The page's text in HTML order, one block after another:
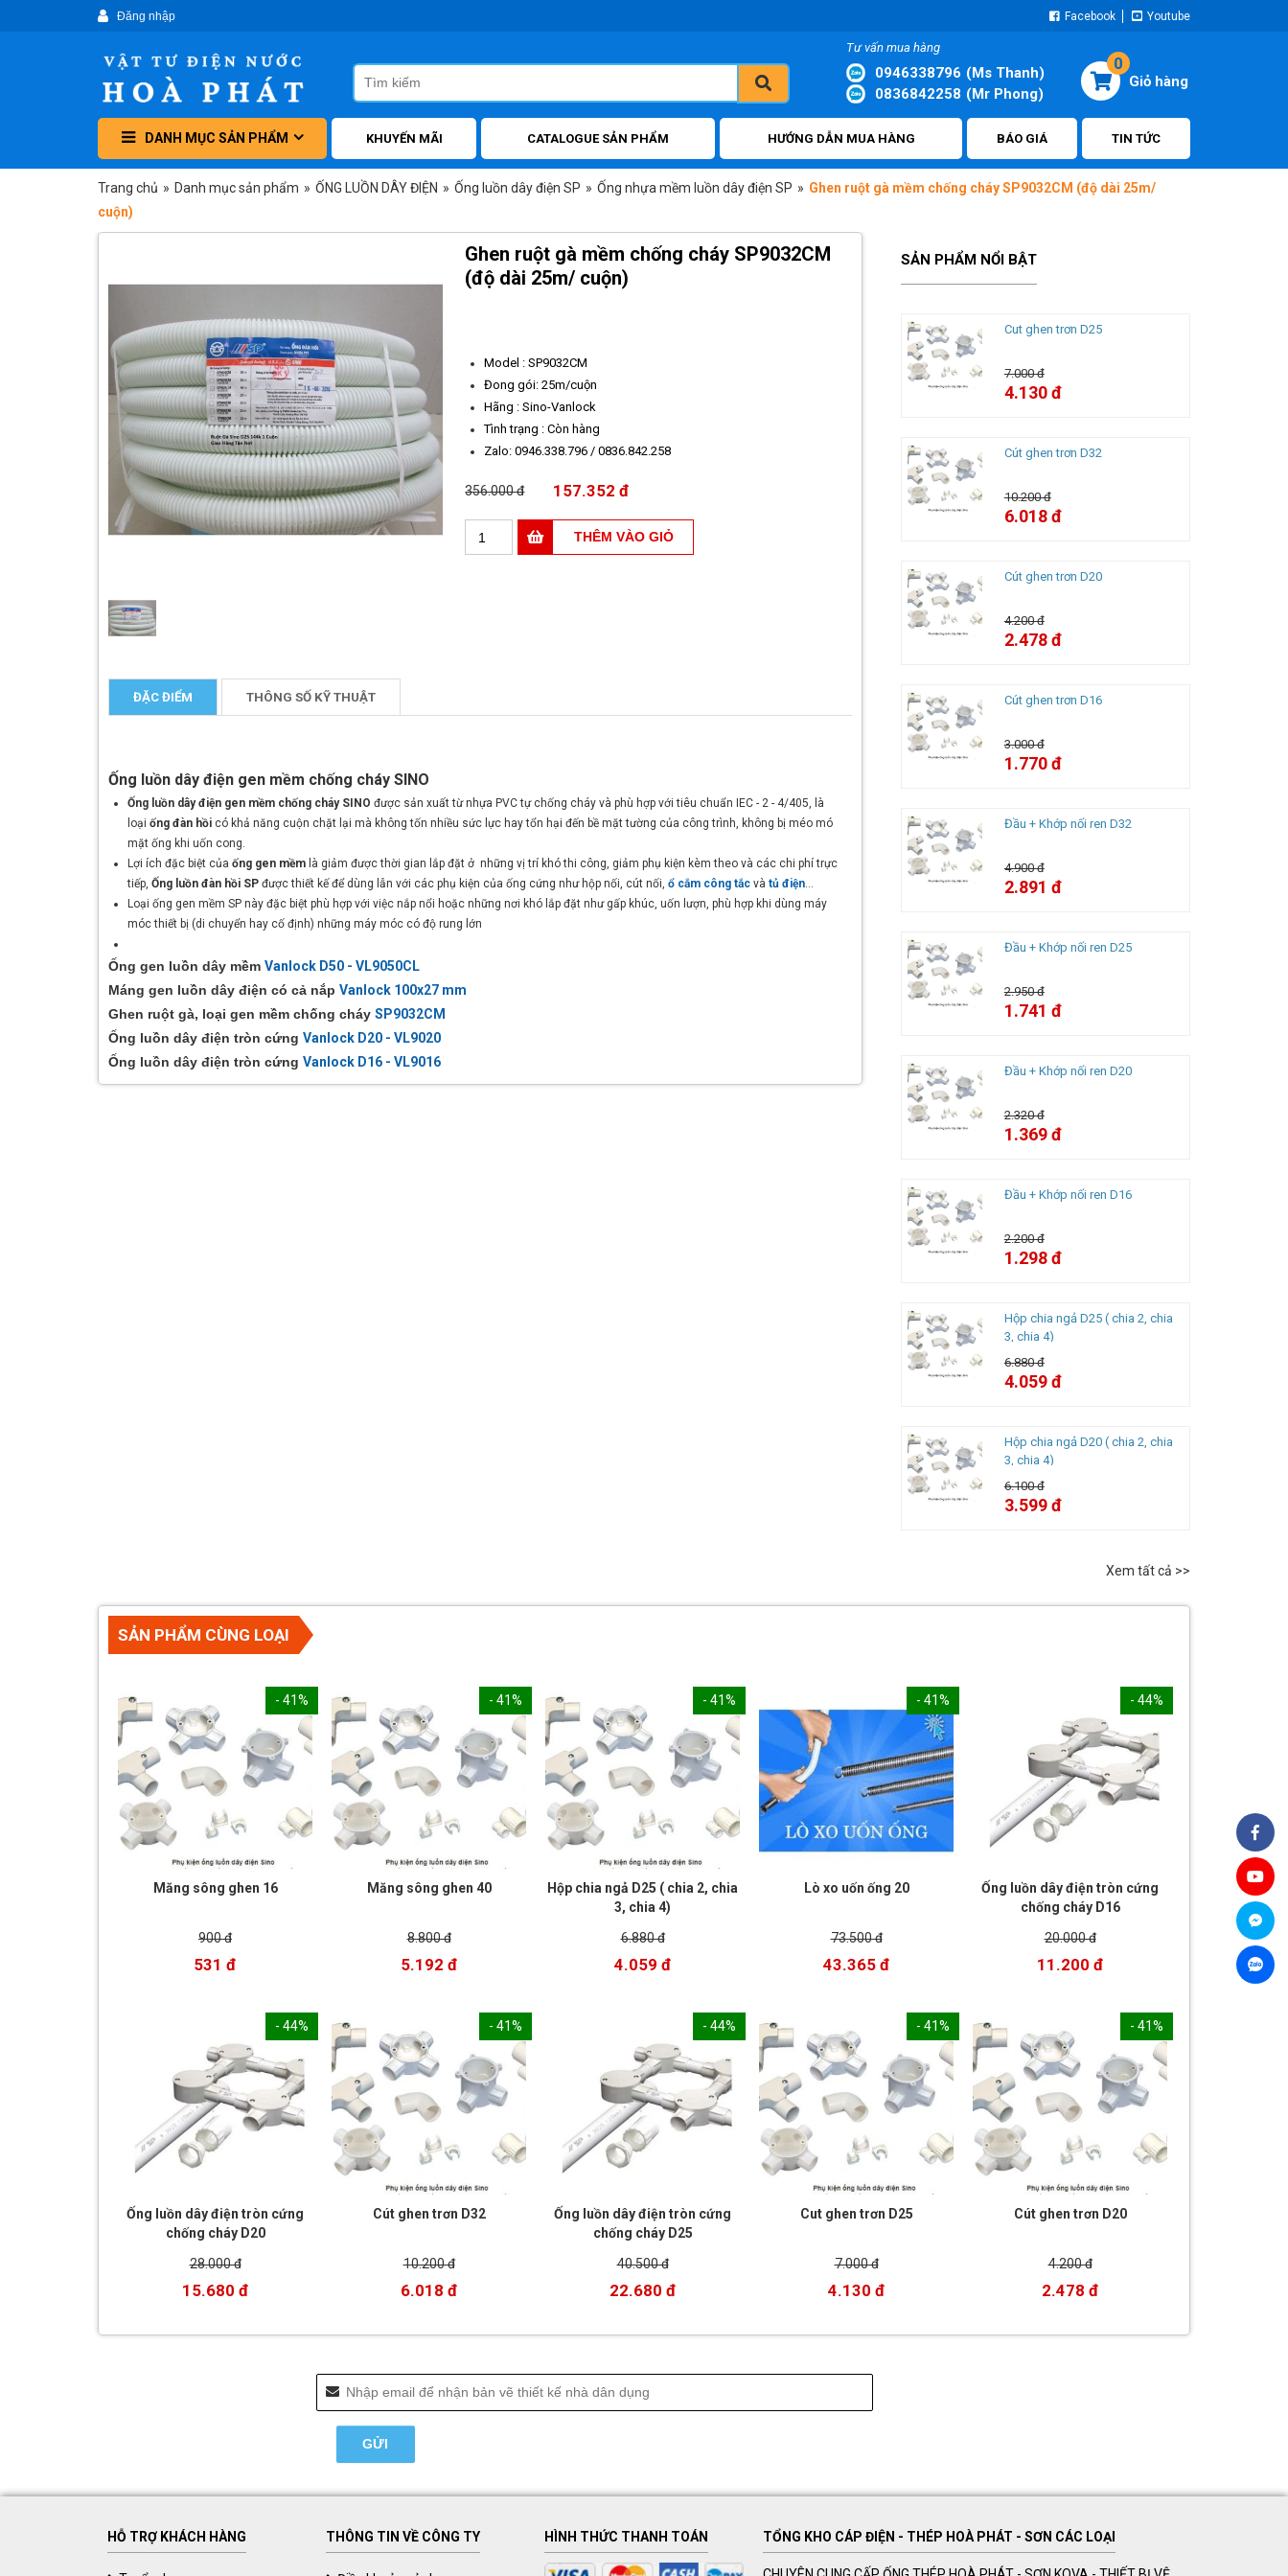
Facebook Youtube
Tư vấn mua hàng
0946338796 (Ms Thanh)
0836842258 (Mr Phong)
0
DANH MỤC SẢN PHẨM KHUYẾN MÃI CATALOGUE SẢN PHẨM HƯỚNG DẪN MUA HÀNG BÁO GIÁ TIN TỨC
Trang chủ » Danh mục sản phẩm » ỐNG LUỒN DÂY ĐIỆN » Ống luồn dây điện SP » Ống nhựa mềm luồn dây điện SP » Ghen ruột gà mềm chống cháy SP9032CM (độ dài 25m/
cuộn)
Ghen ruột gà mềm chống cháy SP9032CM
(độ dài 25m/ cuộn)
Model : SP9032CM
Đong gói: 25m/cuộn
Hãng : Sino-Vanlock
Tình trạng : Còn hàng
Zalo: 0946.338.796 / 0836.842.258
356.000 đ 157.352 đ
ĐẶC ĐIỂM THÔNG SỐ KỸ THUẬT
Ống luồn dây điện gen mềm chống cháy SINO
Ống luồn dây điện gen mềm chống cháy SINO được sản xuất từ nhựa PVC tự chống cháy và phù hợp với tiêu chuẩn IEC - 2 - 4/405, là
loại ống đàn hồi có khả năng cuộn chặt lại mà không tốn nhiều sức lực hay tổn hại đến bề mặt tường của công trình, không bị méo mó
mặt ống khi uốn cong.
Lợi ích đặc biệt của ống gen mềm là giảm được thời gian lắp đặt ở những vị trí khó thi công, giảm phụ kiện kèm theo và các chi phí trực
tiếp, Ống luồn đàn hồi SP được thiết kế để dùng lẫn với các phụ kiện của ống cứng như hộp nối, cút nối, ổ cắm công tắc và tủ điện...
Loại ống gen mềm SP này đặc biệt phù hợp với việc nắp nổi hoặc những nơi khó lắp đặt như gấp khúc, uốn lượn, phù hợp khi dùng máy
móc thiết bị (di chuyển hay cố định) những máy móc có độ rung lớn
Ống gen luồn dây mềm Vanlock D50 - VL9050CL
Máng gen luồn dây điện có cả nắp Vanlock 100x27 mm
Ghen ruột gà, loại gen mềm chống cháy SP9032CM
Ống luồn dây điện tròn cứng Vanlock D20 - VL9020
Ống luồn dây điện tròn cứng Vanlock D16 - VL9016
SẢN PHẨM NỔI BẬT
Cut ghen trơn D25
7.000 đ
4.130 đ
Cút ghen trơn D32
10.200 đ
6.018 đ
Cút ghen trơn D20
4.200 đ
2.478 đ
Cút ghen trơn D16
3.000 đ
1.770 đ
Đầu + Khớp nối ren D32
4.900 đ
2.891 đ
Đầu + Khớp nối ren D25
2.950 đ
1.741 đ
Đầu + Khớp nối ren D20
2.320 đ
1.369 đ
Đầu + Khớp nối ren D16
2.200 đ
1.298 đ
Hộp chia ngả D25 ( chia 2, chia
3, chia 4)
6.880 đ
4.059 đ
Hộp chia ngả D20 ( chia 2, chia
3, chia 4)
6.100 đ
3.599 đ
Xem tất cả >>
SẢN PHẨM CÙNG LOẠI
- 41%
Măng sông ghen 16
900 đ
531 đ
- 41%
Măng sông ghen 40
8.800 đ
5.192 đ
- 41%
Hộp chia ngả D25 ( chia 2, chia
3, chia 4)
6.880 đ
4.059 đ
- 41%
Lò xo uốn ống 20
73.500 đ
43.365 đ
- 44%
Ống luồn dây điện tròn cứng
chống cháy D16
20.000 đ
11.200 đ
- 44%
Ống luồn dây điện tròn cứng
chống cháy D20
28.000 đ
15.680 đ
- 41%
Cút ghen trơn D32
10.200 đ
6.018 đ
- 44%
Ống luồn dây điện tròn cứng
chống cháy D25
40.500 đ
22.680 đ
- 41%
Cut ghen trơn D25
7.000 đ
4.130 đ
- 41%
Cút ghen trơn D20
4.200 đ
2.478 đ
HỖ TRỢ KHÁCH HÀNG THÔNG TIN VỀ CÔNG TY HÌNH THỨC THANH TOÁN TỔNG KHO CÁP ĐIỆN - THÉP HOÀ PHÁT - SƠN CÁC LOẠI